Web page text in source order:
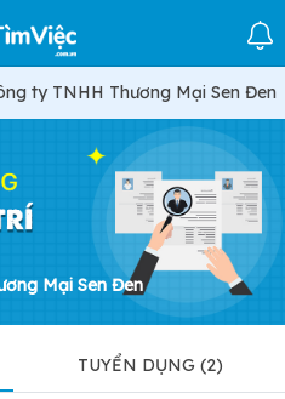
ty TNHH Thương Mại Sen Đen
Mại Sen Đen
TUYỂN DỤNG (2)